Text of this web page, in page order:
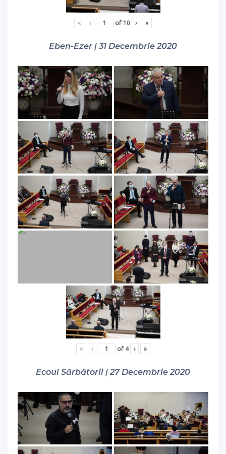
« ‹ of 10 › »
Eben-Ezer | 31 Decembrie 2020
« ‹ of 4 › »
Ecoul Sărbătorii | 27 Decembrie 2020